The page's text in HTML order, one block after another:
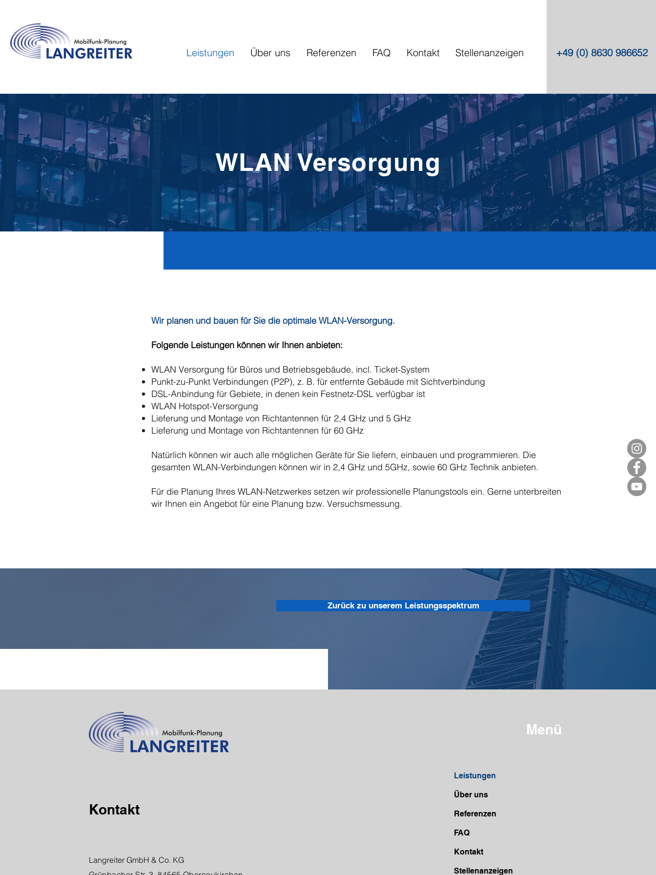
Leistungen Über uns Referenzen FAQ Kontakt Stellenanzeigen +49 (0) 8630 986652
WLAN Versorgung
Wir planen und bauen für Sie die optimale WLAN-Versorgung.
Folgende Leistungen können wir Ihnen anbieten:
WLAN Versorgung für Büros und Betriebsgebäude, incl. Ticket-System
Punkt-zu-Punkt Verbindungen (P2P), z. B. für entfernte Gebäude mit Sichtverbindung
DSL-Anbindung für Gebiete, in denen kein Festnetz-DSL verfügbar ist
WLAN Hotspot-Versorgung
Lieferung und Montage von Richtantennen für 2,4 GHz und 5 GHz
Lieferung und Montage von Richtantennen für 60 GHz
Natürlich können wir auch alle möglichen Geräte für Sie liefern, einbauen und programmieren. Die
gesamten WLAN-Verbindungen können wir in 2,4 GHz und 5GHz, sowie 60 GHz Technik anbieten.
Für die Planung Ihres WLAN-Netzwerkes setzen wir professionelle Planungstools ein. Gerne unterbreiten
wir Ihnen ein Angebot für eine Planung bzw. Versuchsmessung.
Zurück zu unserem Leistungsspektrum
Kontakt
Langreiter GmbH & Co. KG
Menü
Leistungen
Über uns
Referenzen
FAQ
Kontakt
Stellenanzeigen